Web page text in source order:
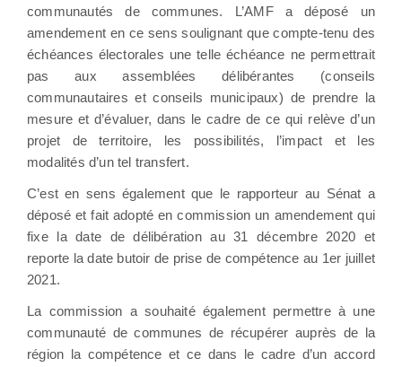
communautés de communes. L’AMF a déposé un
amendement en ce sens soulignant que compte-tenu des
échéances électorales une telle échéance ne permettrait
pas aux assemblées délibérantes (conseils
communautaires et conseils municipaux) de prendre la
mesure et d’évaluer, dans le cadre de ce qui relève d’un
projet de territoire, les possibilités, l’impact et les
modalités d’un tel transfert.
C’est en sens également que le rapporteur au Sénat a
déposé et fait adopté en commission un amendement qui
fixe la date de délibération au 31 décembre 2020 et
reporte la date butoir de prise de compétence au 1er juillet
2021.
La commission a souhaité également permettre à une
communauté de communes de récupérer auprès de la
région la compétence et ce dans le cadre d’un accord